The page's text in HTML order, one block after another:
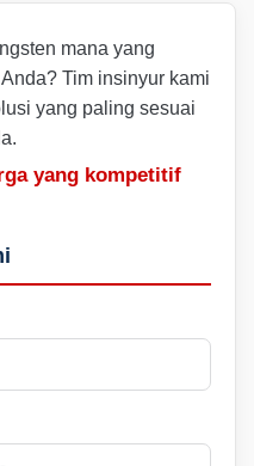
mana yang
Tim insinyur kami
yang paling sesuai
yang kompetitif